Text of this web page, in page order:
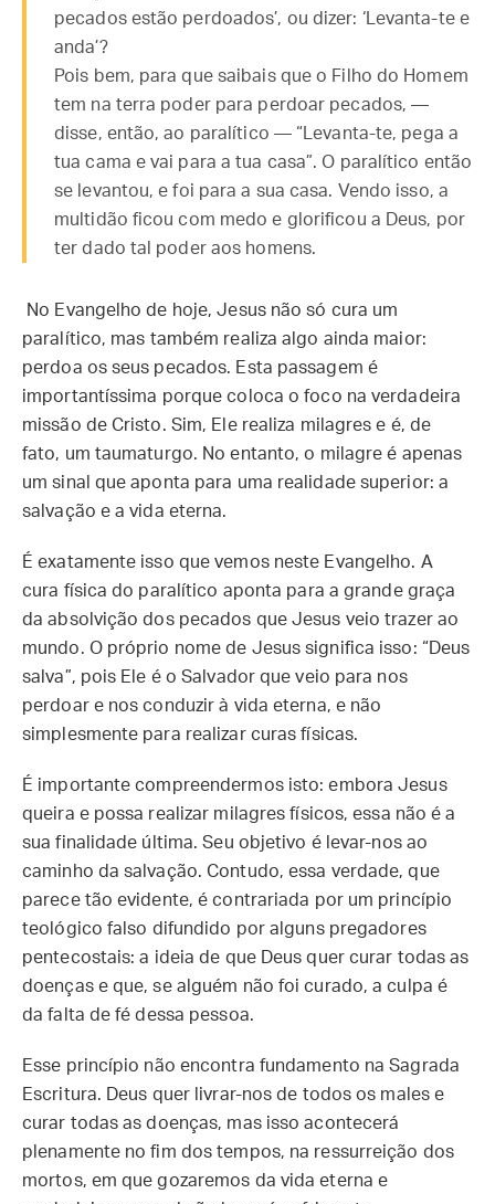
pecados estão perdoados’, ou dizer: ‘Levanta-te e
anda’?
Pois bem, para que saibais que o Filho do Homem
tem na terra poder para perdoar pecados, —
disse, então, ao paralítico — “Levanta-te, pega a
tua cama e vai para a tua casa”. O paralítico então
se levantou, e foi para a sua casa. Vendo isso, a
multidão ficou com medo e glorificou a Deus, por
ter dado tal poder aos homens.
No Evangelho de hoje, Jesus não só cura um
paralítico, mas também realiza algo ainda maior:
perdoa os seus pecados. Esta passagem é
importantíssima porque coloca o foco na verdadeira
missão de Cristo. Sim, Ele realiza milagres e é, de
fato, um taumaturgo. No entanto, o milagre é apenas
um sinal que aponta para uma realidade superior: a
salvação e a vida eterna.
É exatamente isso que vemos neste Evangelho. A
cura física do paralítico aponta para a grande graça
da absolvição dos pecados que Jesus veio trazer ao
mundo. O próprio nome de Jesus significa isso: “Deus
salva”, pois Ele é o Salvador que veio para nos
perdoar e nos conduzir à vida eterna, e não
simplesmente para realizar curas físicas.
É importante compreendermos isto: embora Jesus
queira e possa realizar milagres físicos, essa não é a
sua finalidade última. Seu objetivo é levar-nos ao
caminho da salvação. Contudo, essa verdade, que
parece tão evidente, é contrariada por um princípio
teológico falso difundido por alguns pregadores
pentecostais: a ideia de que Deus quer curar todas as
doenças e que, se alguém não foi curado, a culpa é
da falta de fé dessa pessoa.
Esse princípio não encontra fundamento na Sagrada
Escritura. Deus quer livrar-nos de todos os males e
curar todas as doenças, mas isso acontecerá
plenamente no fim dos tempos, na ressurreição dos
mortos, em que gozaremos da vida eterna e